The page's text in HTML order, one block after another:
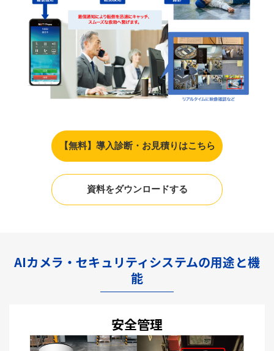
【無料】導入診断・お見積りはこちら
資料をダウンロードする
AIカメラ・セキュリティシステムの用途と機
能
安全管理